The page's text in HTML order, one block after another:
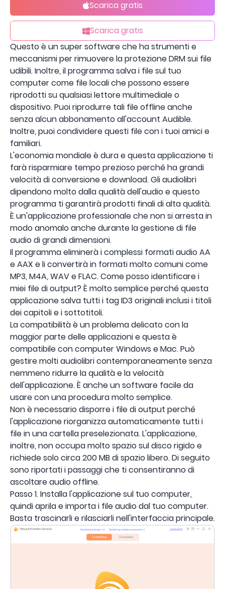
Scarica gratis
Scarica gratis
Questo è un super software che ha strumenti e
meccanismi per rimuovere la protezione DRM sui file
udibili. Inoltre, il programma salva i file sul tuo
computer come file locali che possono essere
riprodotti su qualsiasi lettore multimediale o
dispositivo. Puoi riprodurre tali file offline anche
senza alcun abbonamento all'account Audible.
Inoltre, puoi condividere questi file con i tuoi amici e
familiari.
L'economia mondiale è dura e questa applicazione ti
farà risparmiare tempo prezioso perché ha grandi
velocità di conversione e download. Gli audiolibri
dipendono molto dalla qualità dell'audio e questo
programma ti garantirà prodotti finali di alta qualità.
È un'applicazione professionale che non si arresta in
modo anomalo anche durante la gestione di file
audio di grandi dimensioni.
Il programma eliminerà i complessi formati audio AA
e AAX e li convertirà in formati molto comuni come
MP3, M4A, WAV e FLAC. Come posso identificare i
miei file di output? È molto semplice perché questa
applicazione salva tutti i tag ID3 originali inclusi i titoli
dei capitoli e i sottotitoli.
La compatibilità è un problema delicato con la
maggior parte delle applicazioni e questa è
compatibile con computer Windows e Mac. Può
gestire molti audiolibri contemporaneamente senza
nemmeno ridurre la qualità e la velocità
dell'applicazione. È anche un software facile da
usare con una procedura molto semplice.
Non è necessario disporre i file di output perché
l'applicazione riorganizza automaticamente tutti i
file in una cartella preselezionata. L'applicazione,
inoltre, non occupa molto spazio sul disco rigido e
richiede solo circa 200 MB di spazio libero. Di seguito
sono riportati i passaggi che ti consentiranno di
ascoltare audio offline.
Passo 1. Installa l'applicazione sul tuo computer,
quindi aprila e importa i file audio dal tuo computer.
Basta trascinarli e rilasciarli nell'interfaccia principale.